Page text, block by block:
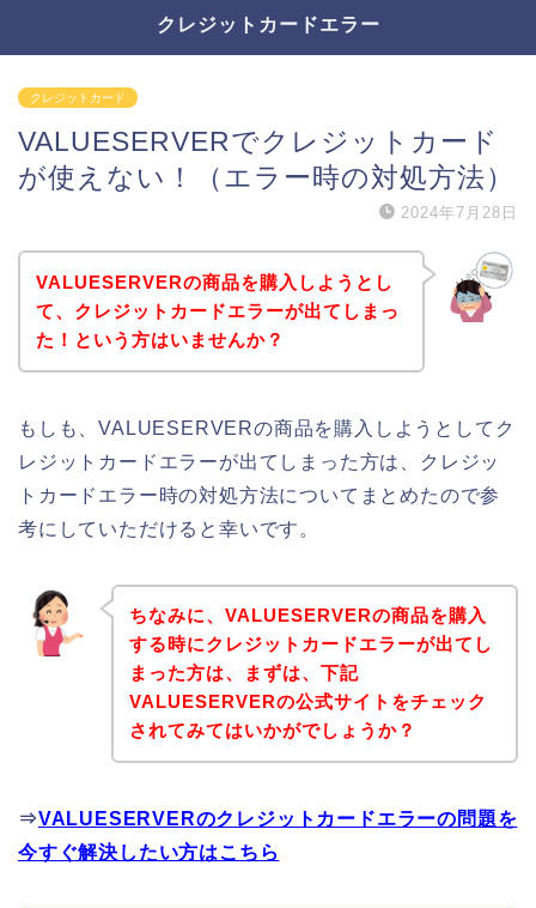
クレジットカードエラー
クレジットカード
VALUESERVERでクレジットカード
が使えない！（エラー時の対処方法）
2024年7月28日
VALUESERVERの商品を購入しようとし
て、クレジットカードエラーが出てしまっ
た！という方はいませんか？
もしも、VALUESERVERの商品を購入しようとしてク
レジットカードエラーが出てしまった方は、クレジッ
トカードエラー時の対処方法についてまとめたので参
考にしていただけると幸いです。
ちなみに、VALUESERVERの商品を購入
する時にクレジットカードエラーが出てし
まった方は、まずは、下記
VALUESERVERの公式サイトをチェック
されてみてはいかがでしょうか？
⇒VALUESERVERのクレジットカードエラーの問題を
今すぐ解決したい方はこちら